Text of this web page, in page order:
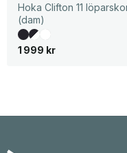
Hoka Clifton 11
(dam)
1 999 kr